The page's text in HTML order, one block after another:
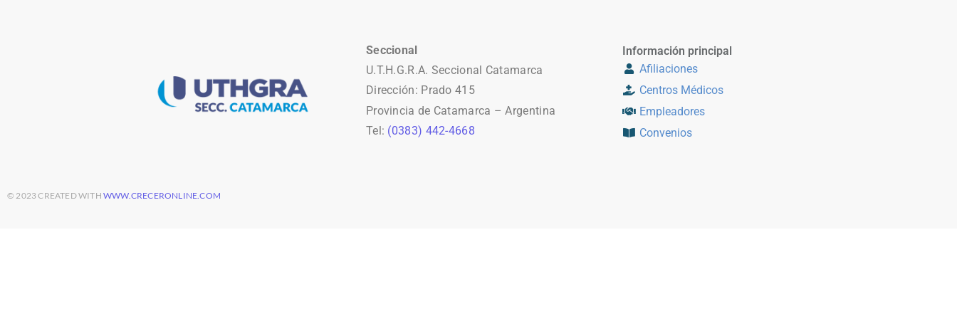
Seccional
U.T.H.G.R.A. Seccional Catamarca
Dirección: Prado 415
Provincia de Catamarca – Argentina
Tel: (0383) 442-4668
Información principal
Afiliaciones
Centros Médicos
Empleadores
Convenios
© 2023 CREATED WITH WWW.CRECERONLINE.COM